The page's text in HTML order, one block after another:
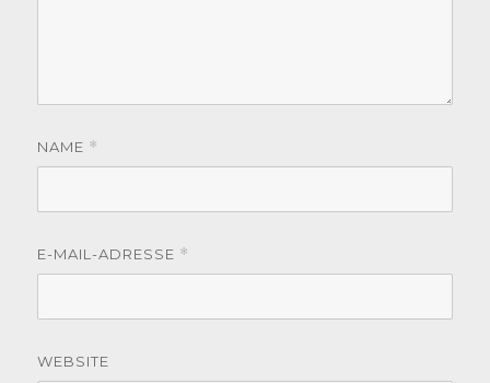
NAME *
E-MAIL-ADRESSE *
WEBSITE